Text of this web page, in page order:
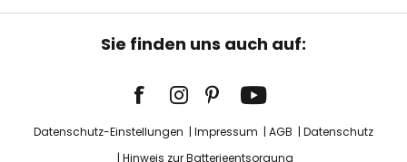
Sie finden uns auch auf:
Datenschutz-Einstellungen Impressum AGB
Datenschutz
Hinweis zur Batterieentsorgung